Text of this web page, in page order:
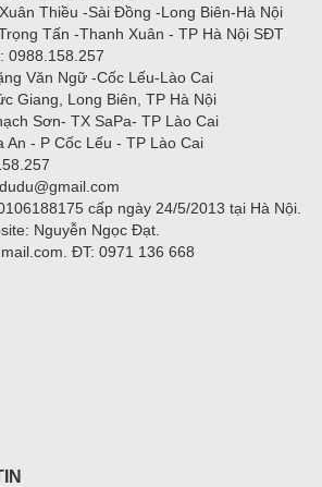
Thiều -Sài Đồng -Long Biên-Hà Nội
Tấn -Thanh Xuân - TP Hà Nội SĐT
0988.158.257
Văn Ngữ -Cốc Lếu-Lào Cai
Giang, Long Biên, TP Hà Nội
Sơn- TX SaPa- TP Lào Cai
An - P Cốc Lếu - TP Lào Cai
cấp ngày 24/5/2013 tại Hà Nội.
Nguyễn Ngọc Đạt.
ĐT: 0971 136 668